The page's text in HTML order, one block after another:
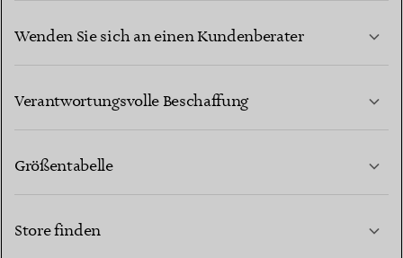
Wenden Sie sich an einen Kundenberater
Verantwortungsvolle Beschaffung
Größentabelle
Store finden